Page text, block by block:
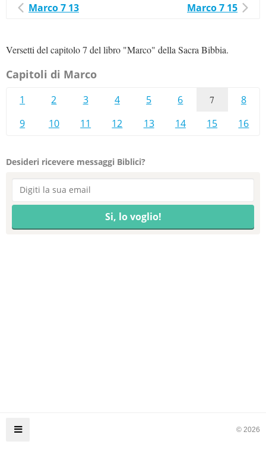
Marco 7 13 Marco 7 15
Versetti del capitolo 7 del libro "Marco" della Sacra Bibbia.
Capitoli di Marco
1 2 3 4 5 6 7
8
9
10 11 12 13 14 15 16
Desideri ricevere messaggi Biblici?
© 2026